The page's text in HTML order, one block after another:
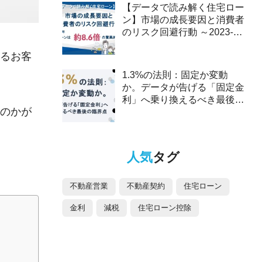
お客
かが
【データで読み解く住宅ロー
ン】市場の成長要因と消費者
のリスク回避行動 ～2023-
1.3%の法則：固定か変動
か。データが告げる「固定金
利」へ乗り換えるべき最後の
人気タグ
不動産営業 不動産契約 住宅ローン
金利 減税 住宅ローン控除